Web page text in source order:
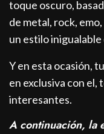
toque oscuro,
de metal, rock,
un estilo inigualable
Y en esta ocasión,
en exclusiva con el,
interesantes.
A continuación, la